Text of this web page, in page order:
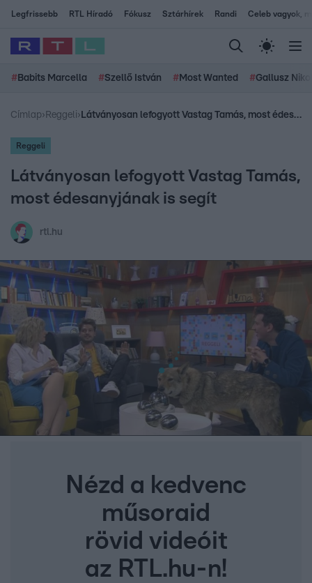
Legfrissebb RTL Híradó Fókusz Sztárhírek Randi Celeb vagyok,
# Babits Marcella #Szellő István # Most Wanted #Gallusz
Címlap› Reggeli› Látványosan lefogyott Vastag Tamás, most édesanyjának is segít
Reggeli
Látványosan lefogyott Vastag Tamás,
most édesanyjának is segít
rtl.hu
Nézd a kedvenc
műsoraid
rövid videóit
az RTL.hu-n!